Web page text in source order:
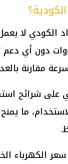
الكودي لا
دون أي دعم
مقارنة
على شرائح
ما
الكهرباء